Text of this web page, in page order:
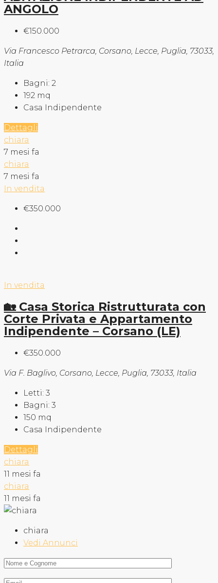
ANGOLO
€150.000
Via Francesco Petrarca, Corsano, Lecce, Puglia, 73033,
Italia
Bagni: 2
192 mq
Casa Indipendente
Dettagli
chiara
7 mesi fa
chiara
7 mesi fa
In vendita
€350.000
In vendita
🏡 Casa Storica Ristrutturata con
Corte Privata e Appartamento
Indipendente – Corsano (LE)
€350.000
Via F. Baglivo, Corsano, Lecce, Puglia, 73033, Italia
Letti: 3
Bagni: 3
150 mq
Casa Indipendente
Dettagli
chiara
11 mesi fa
chiara
11 mesi fa
chiara
Vedi Annunci